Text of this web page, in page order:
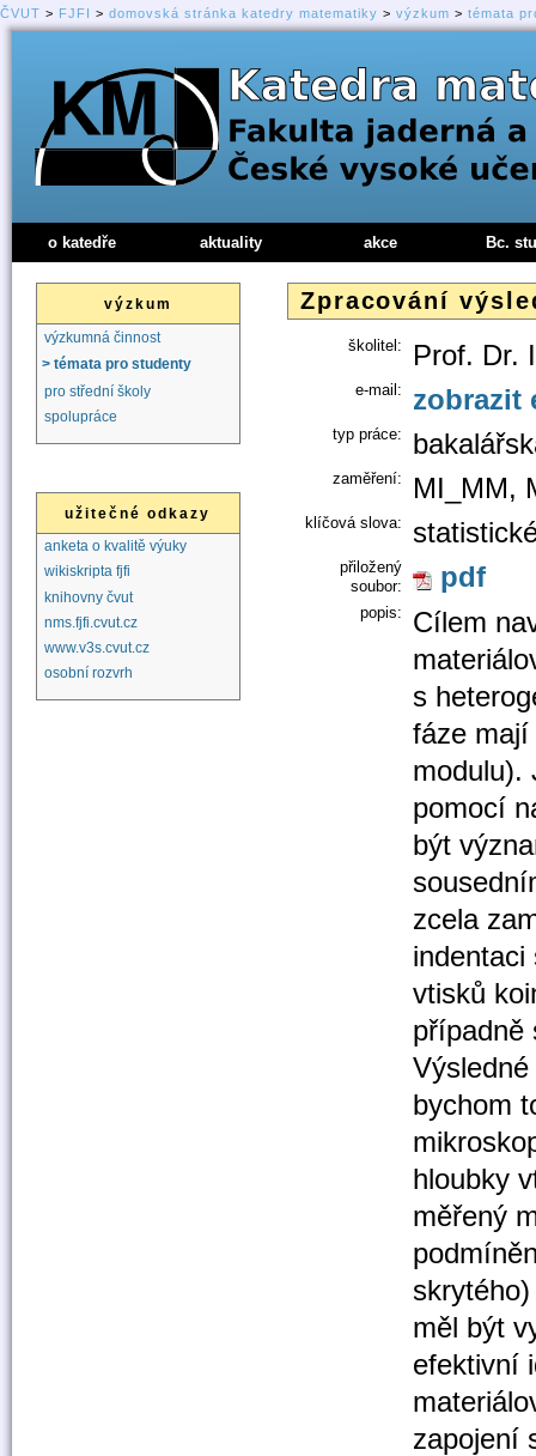
ČVUT > FJFI > domovská stránka katedry matematiky > výzkum > témata
Zpracování
školitel: Prof. Dr.
e-mail: zobrazit
typ práce:
zaměření: MI_MM,
klíčová slova:
přiložený
soubor:
pdf
popis:
Cílem
s
fáze mají
modulu).
pomocí
být
zcela
indentaci
vtisků
případně
bychom
hloubky
měřený
měl být
efektivní
zapojení
o katedře aktuality akce Bc.
výzkum
výzkumná činnost
> témata pro studenty
pro střední školy
spolupráce
užitečné odkazy
anketa o kvalitě výuky
wikiskripta fjfi
knihovny čvut
nms.fjfi.cvut.cz
www.v3s.cvut.cz
osobní rozvrh